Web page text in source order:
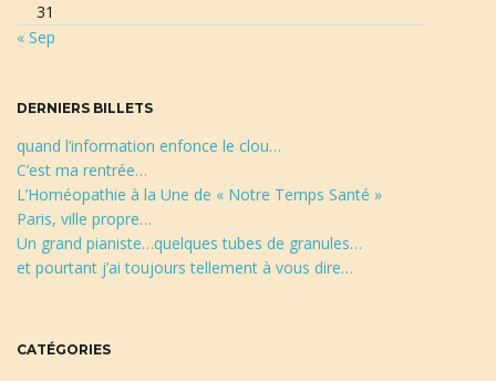
c
« Sep
31
DERNIERS BILLETS
quand l’information enfonce le clou…
C’est ma rentrée…
L’Homéopathie à la Une de « Notre Temps Santé »
Paris, ville propre…
Un grand pianiste…quelques tubes de granules…
et pourtant j’ai toujours tellement à vous dire…
CATÉGORIES